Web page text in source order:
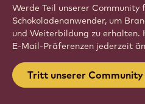
Werde Teil unserer Community
Schokoladenanwender, um
und Weiterbildung zu erhalten.
E-Mail-Präferenzen jederzeit
Tritt unserer Community